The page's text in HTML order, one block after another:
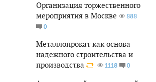
Организация торжественного
мероприятия в Москве
888
0
Металлопрокат как основа
надежного строительства и
производства
1118 0